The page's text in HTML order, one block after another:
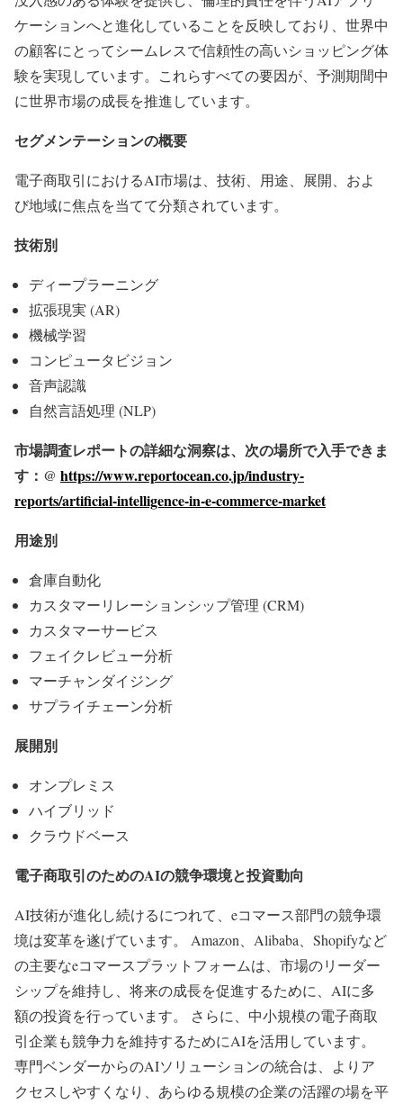
ケーションへと進化していることを反映しており、世界中
の顧客にとってシームレスで信頼性の高いショッピング体
験を実現しています。これらすべての要因が、予測期間中
に世界市場の成長を推進しています。
セグメンテーションの概要
電子商取引におけるAI市場は、技術、用途、展開、およ
び地域に焦点を当てて分類されています。
技術別
ディープラーニング
拡張現実 (AR)
機械学習
コンピュータビジョン
音声認識
自然言語処理 (NLP)
市場調査レポートの詳細な洞察は、次の場所で入手できま
す：@ https://www.reportocean.co.jp/industry-
reports/artificial-intelligence-in-e-commerce-market
用途別
倉庫自動化
カスタマーリレーションシップ管理 (CRM)
カスタマーサービス
フェイクレビュー分析
マーチャンダイジング
サプライチェーン分析
展開別
オンプレミス
ハイブリッド
クラウドベース
電子商取引のためのAIの競争環境と投資動向
AI技術が進化し続けるにつれて、eコマース部門の競争環
境は変革を遂げています。 Amazon、Alibaba、Shopifyなど
の主要なeコマースプラットフォームは、市場のリーダー
シップを維持し、将来の成長を促進するために、AIに多
額の投資を行っています。 さらに、中小規模の電子商取
引企業も競争力を維持するためにAIを活用しています。
専門ベンダーからのAIソリューションの統合は、よりア
クセスしやすくなり、あらゆる規模の企業の活躍の場を平